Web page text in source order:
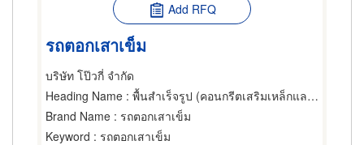
Add RFQ
รถตอกเสาเข็ม
บริษัท โป๊วกี่ จำกัด
Heading Name : พื้นสำเร็จรูป (คอนกรีตเสริมเหล็กและอัดแรง),เครนและปั้นจั่น,เสาเข็ม
Brand Name : รถตอกเสาเข็ม
Keyword : รถตอกเสาเข็ม